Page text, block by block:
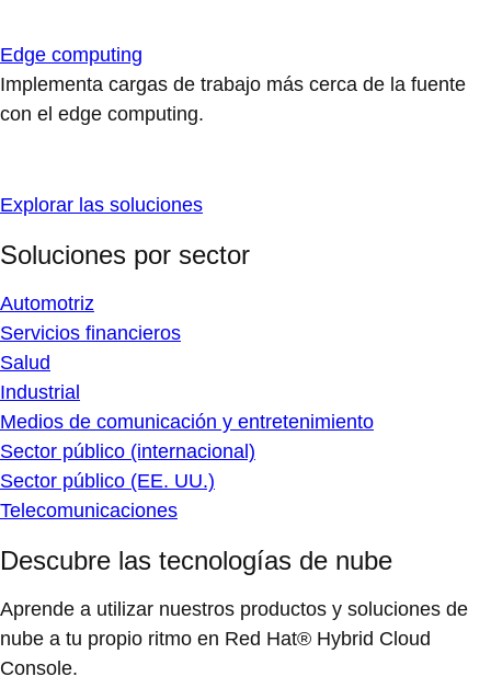
Edge computing
Implementa cargas de trabajo más cerca de la fuente
con el edge computing.
Explorar las soluciones
Soluciones por sector
Automotriz
Servicios financieros
Salud
Industrial
Medios de comunicación y entretenimiento
Sector público (internacional)
Sector público (EE. UU.)
Telecomunicaciones
Descubre las tecnologías de nube
Aprende a utilizar nuestros productos y soluciones de
nube a tu propio ritmo en Red Hat® Hybrid Cloud
Console.